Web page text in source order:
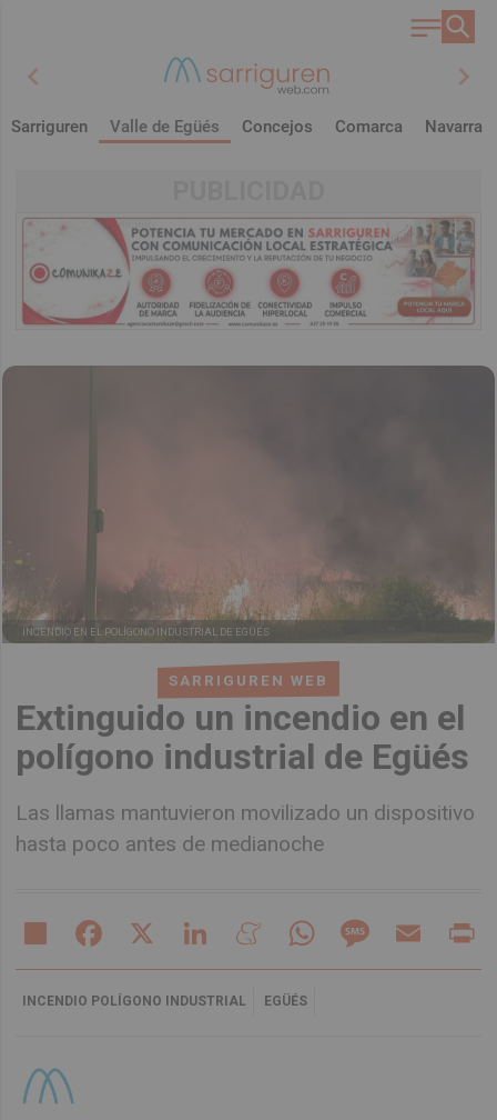
chevron_left chevron_right
Sarriguren Valle de Egüés Concejos Comarca Navarra
SARRIGUREN WEB
Extinguido un incendio en el
polígono industrial de Egüés
Las llamas mantuvieron movilizado un dispositivo
hasta poco antes de medianoche
INCENDIO EN EL POLÍGONO INDUSTRIAL DE EGÜÉS
Share Facebook LinkedIn MeneameWhatsAppMessageEmail
INCENDIO POLÍGONO INDUSTRIAL EGÜÉS